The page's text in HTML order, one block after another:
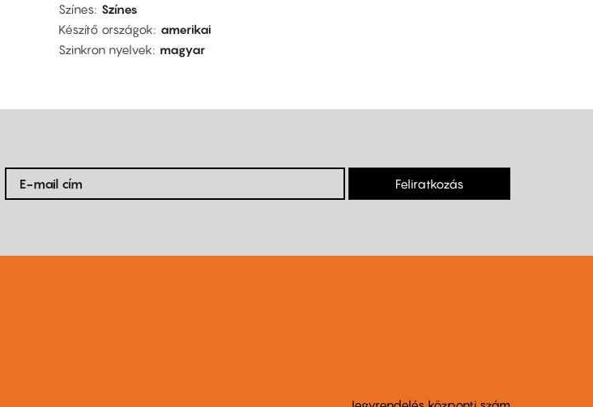
Színes Színes
Készítő országok
amerikai
Szinkron nyelvek
magyar
Feliratkozás